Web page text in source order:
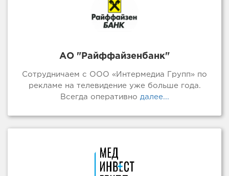
АО "Райффайзенбанк"
Сотрудничаем с ООО «Интермедиа Групп» по
рекламе на телевидение уже больше года.
Всегда оперативно далее...